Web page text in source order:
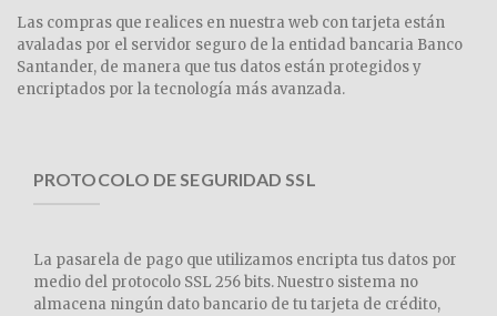
Las compras que realices en nuestra web con tarjeta están
avaladas por el servidor seguro de la entidad bancaria Banco
Santander, de manera que tus datos están protegidos y
encriptados por la tecnología más avanzada.
PROTOCOLO DE SEGURIDAD SSL
La pasarela de pago que utilizamos encripta tus datos por
medio del protocolo SSL 256 bits. Nuestro sistema no
almacena ningún dato bancario de tu tarjeta de crédito,